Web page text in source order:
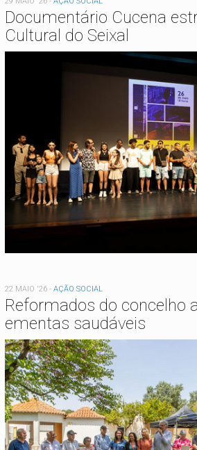
Documentário Cucena
Cultural do Seixal
22 MAIO '26 - AÇÃO SOCIAL
Reformados do concelho
ementas saudáveis